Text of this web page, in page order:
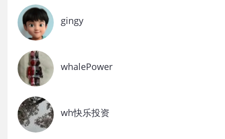
gingy
whalePower
wh快乐投资